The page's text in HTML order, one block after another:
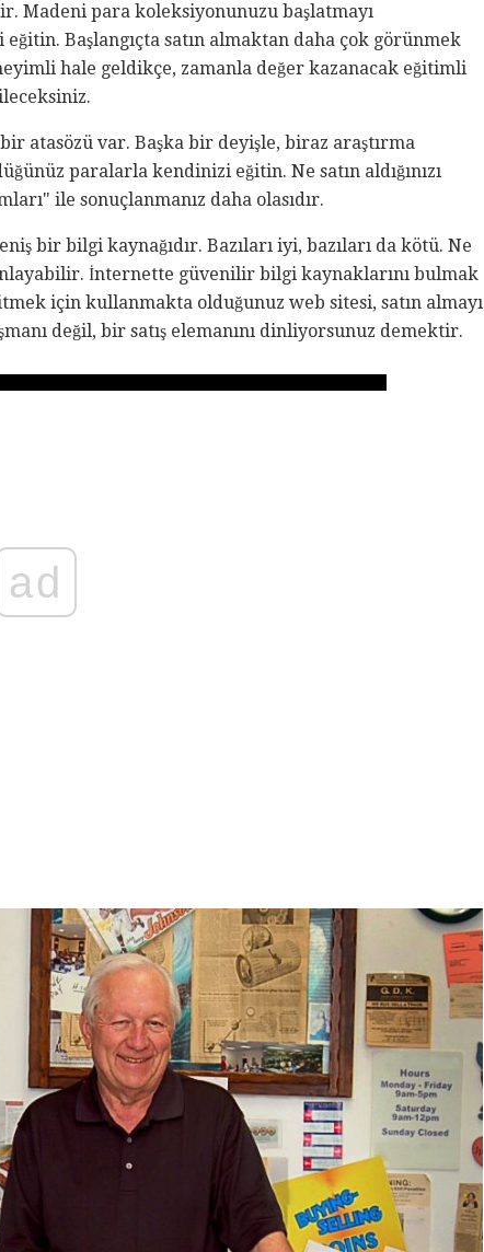
Madeni para koleksiyonunuzu başlatmayı
Başlangıçta satın almaktan daha çok görünmek
hale geldikçe, zamanla değer kazanacak eğitimli
atasözü var. Başka bir deyişle, biraz araştırma
paralarla kendinizi eğitin. Ne satın aldığınızı
ile sonuçlanmanız daha olasıdır.
bir bilgi kaynağıdır. Bazıları iyi, bazıları da kötü. Ne
İnternette güvenilir bilgi kaynaklarını bulmak
için kullanmakta olduğunuz web sitesi, satın almayı
değil, bir satış elemanını dinliyorsunuz demektir.
ad